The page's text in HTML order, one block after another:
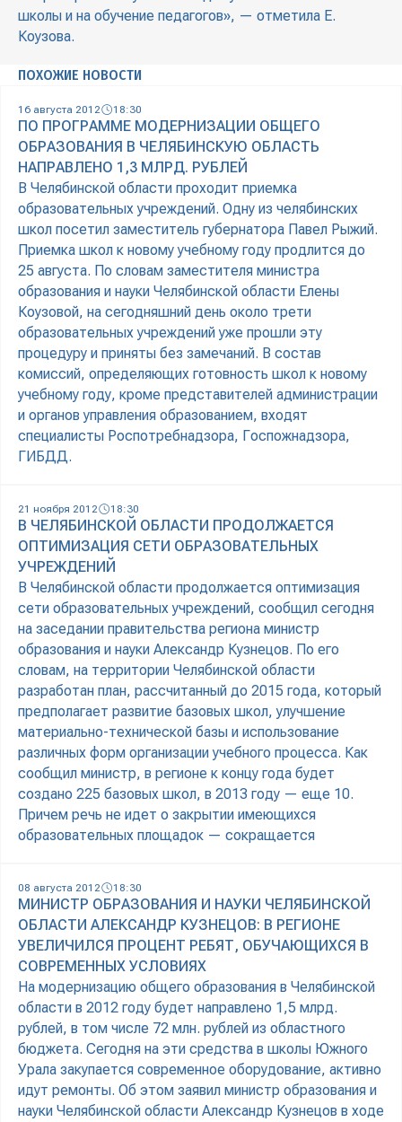
школы и на обучение педагогов», — отметила Е.
Коузова.
ПОХОЖИЕ НОВОСТИ
16 августа 2012 18:30
ПО ПРОГРАММЕ МОДЕРНИЗАЦИИ ОБЩЕГО
ОБРАЗОВАНИЯ В ЧЕЛЯБИНСКУЮ ОБЛАСТЬ
НАПРАВЛЕНО 1,3 МЛРД. РУБЛЕЙ
В Челябинской области проходит приемка
образовательных учреждений. Одну из челябинских
школ посетил заместитель губернатора Павел Рыжий.
Приемка школ к новому учебному году продлится до
25 августа. По словам заместителя министра
образования и науки Челябинской области Елены
Коузовой, на сегодняшний день около трети
образовательных учреждений уже прошли эту
процедуру и приняты без замечаний. В состав
комиссий, определяющих готовность школ к новому
учебному году, кроме представителей администрации
и органов управления образованием, входят
специалисты Роспотребнадзора, Госпожнадзора,
ГИБДД.
21 ноября 2012 18:30
В ЧЕЛЯБИНСКОЙ ОБЛАСТИ ПРОДОЛЖАЕТСЯ
ОПТИМИЗАЦИЯ СЕТИ ОБРАЗОВАТЕЛЬНЫХ
УЧРЕЖДЕНИЙ
В Челябинской области продолжается оптимизация
сети образовательных учреждений, сообщил сегодня
на заседании правительства региона министр
образования и науки Александр Кузнецов. По его
словам, на территории Челябинской области
разработан план, рассчитанный до 2015 года, который
предполагает развитие базовых школ, улучшение
материально-технической базы и использование
различных форм организации учебного процесса. Как
сообщил министр, в регионе к концу года будет
создано 225 базовых школ, в 2013 году — еще 10.
Причем речь не идет о закрытии имеющихся
образовательных площадок — сокращается
08 августа 2012 18:30
МИНИСТР ОБРАЗОВАНИЯ И НАУКИ ЧЕЛЯБИНСКОЙ
ОБЛАСТИ АЛЕКСАНДР КУЗНЕЦОВ: В РЕГИОНЕ
УВЕЛИЧИЛСЯ ПРОЦЕНТ РЕБЯТ, ОБУЧАЮЩИХСЯ В
СОВРЕМЕННЫХ УСЛОВИЯХ
На модернизацию общего образования в Челябинской
области в 2012 году будет направлено 1,5 млрд.
рублей, в том числе 72 млн. рублей из областного
бюджета. Сегодня на эти средства в школы Южного
Урала закупается современное оборудование, активно
идут ремонты. Об этом заявил министр образования и
науки Челябинской области Александр Кузнецов в ходе